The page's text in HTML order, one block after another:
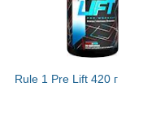
Rule 1 Pre Lift 420 г